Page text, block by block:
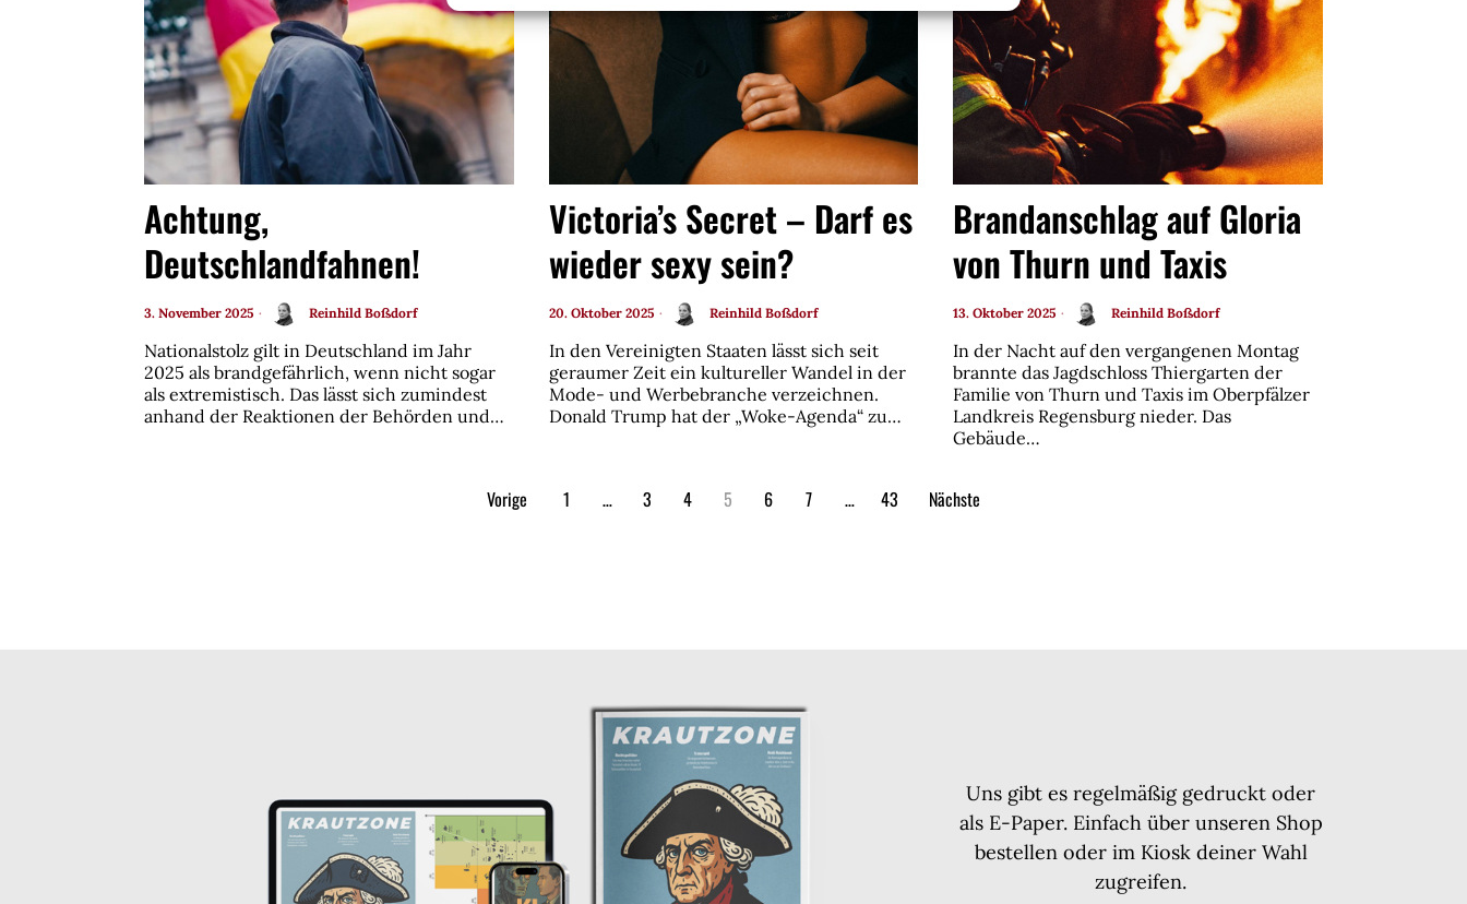
Achtung,
Deutschlandfahnen!
3. November 2025 Reinhild Boßdorf
Nationalstolz gilt in Deutschland im Jahr
2025 als brandgefährlich, wenn nicht sogar
als extremistisch. Das lässt sich zumindest
anhand der Reaktionen der Behörden und…
Victoria’s Secret – Darf es
wieder sexy sein?
20. Oktober 2025 Reinhild Boßdorf
In den Vereinigten Staaten lässt sich seit
geraumer Zeit ein kultureller Wandel in der
Mode- und Werbebranche verzeichnen.
Donald Trump hat der „Woke-Agenda“ zu…
Brandanschlag auf Gloria
von Thurn und Taxis
13. Oktober 2025 Reinhild Boßdorf
In der Nacht auf den vergangenen Montag
brannte das Jagdschloss Thiergarten der
Familie von Thurn und Taxis im Oberpfälzer
Landkreis Regensburg nieder. Das
Gebäude…
Vorige 1 … 3 4 5 6 7 … 43 Nächste
Uns gibt es regelmäßig gedruckt oder
als E-Paper. Einfach über unseren Shop
bestellen oder im Kiosk deiner Wahl
zugreifen.